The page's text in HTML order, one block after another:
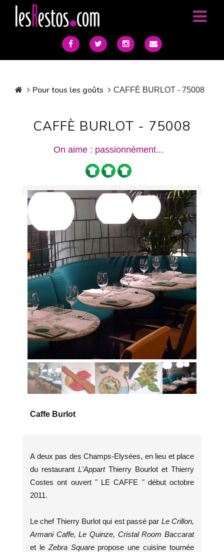
Pour tous les goûts CAFFÈ BURLOT - 75008
CAFFÈ BURLOT - 75008
On aime : passionnément...
Caffe Burlot
A deux pas des Champs-Elysées, en lieu et place
du restaurant L'Appart Thierry Bourlot et Thierry
Costes ont ouvert " LE CAFFE " début octobre
2011.
Le chef Thierry Burlot qui est passé par Le Crillon,
Armani Caffe, Le Quinze, Cristal Room Baccarat
et le Zebra Squarepropose une cuisine tournée